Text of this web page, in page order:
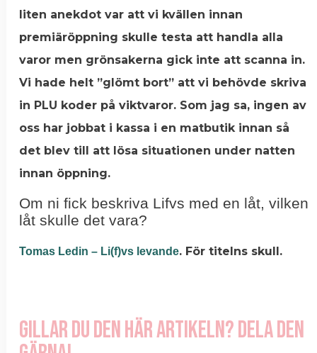
liten anekdot var att vi kvällen innan
premiäröppning skulle testa att handla alla
varor men grönsakerna gick inte att scanna in.
Vi hade helt ”glömt bort” att vi behövde skriva
in PLU koder på viktvaror. Som jag sa, ingen av
oss har jobbat i kassa i en matbutik innan så
det blev till att lösa situationen under natten
innan öppning.
Om ni fick beskriva Lifvs med en låt, vilken
låt skulle det vara?
Tomas Ledin – Li(f)vs levande. För titelns skull.
Gillar du den här artikeln? Dela den